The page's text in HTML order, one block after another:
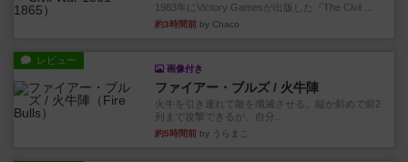
1983年にVictory Gamesが出版した『The Civil ...
約3時間前 by Chaco
レビュー
画像付き
ファイアー・ブルズ / 火牛陣
火牛を引き連れて敵を殲滅させる。縦か斜めで前2
列まで攻撃できるが、自分...
約5時間前 by うらまこ